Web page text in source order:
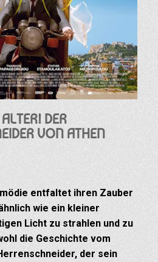
DER
VON ATHEN
entfaltet ihren Zauber
wie ein kleiner
Licht zu strahlen und zu
die Geschichte vom
der sein